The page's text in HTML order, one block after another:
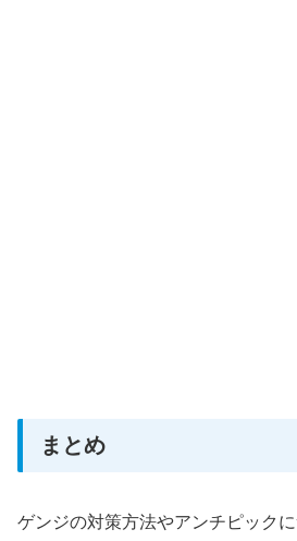
まとめ
ゲンジの対策方法やアンチピック